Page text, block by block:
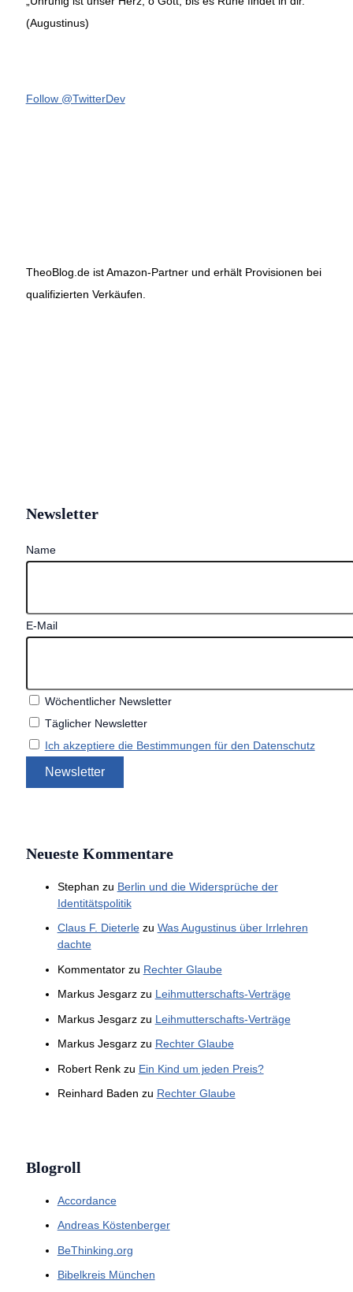
(Augustinus)
Follow @TwitterDev
TheoBlog.de ist Amazon-Partner und erhält Provisionen bei
qualifizierten Verkäufen.
Newsletter
Name
E-Mail
Wöchentlicher Newsletter
Täglicher Newsletter
Ich akzeptiere die Bestimmungen für den Datenschutz
Neueste Kommentare
Stephan zu Berlin und die Widersprüche der
Identitätspolitik
Claus F. Dieterlezu Was Augustinus über Irrlehren
dachte
Kommentatorzu Rechter Glaube
Markus Jesgarzzu Leihmutterschafts-Verträge
Markus Jesgarzzu Leihmutterschafts-Verträge
Markus Jesgarzzu Rechter Glaube
Robert Renkzu Ein Kind um jeden Preis?
Reinhard Baden zu Rechter Glaube
Blogroll
Accordance
Andreas Köstenberger
BeThinking.org
Bibelkreis München